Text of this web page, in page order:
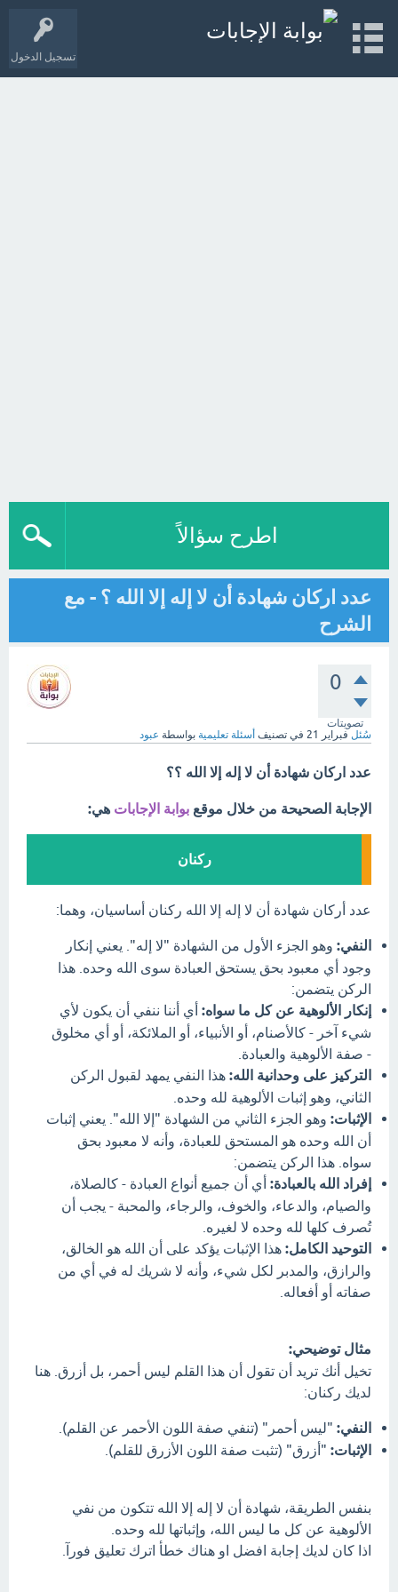
تسجيل الدخول
اطرح سؤالاً
عدد اركان شهادة أن لا إله إلا الله ؟ - مع
الشرح
0
تصويتات
سُئل فبراير 21 في تصنيف أسئلة تعليمية بواسطة عبود
عدد اركان شهادة أن لا إله إلا الله ؟؟
الإجابة الصحيحة من خلال موقع بوابة الإجابات هي:
ركنان
عدد أركان شهادة أن لا إله إلا الله ركنان أساسيان، وهما:
النفي: وهو الجزء الأول من الشهادة "لا إله". يعني إنكار
وجود أي معبود بحق يستحق العبادة سوى الله وحده. هذا
الركن يتضمن:
إنكار الألوهية عن كل ما سواه: أي أننا ننفي أن يكون لأي
شيء آخر - كالأصنام، أو الأنبياء، أو الملائكة، أو أي مخلوق
- صفة الألوهية والعبادة.
التركيز على وحدانية الله: هذا النفي يمهد لقبول الركن
الثاني، وهو إثبات الألوهية لله وحده.
الإثبات: وهو الجزء الثاني من الشهادة "إلا الله". يعني إثبات
أن الله وحده هو المستحق للعبادة، وأنه لا معبود بحق
سواه. هذا الركن يتضمن:
إفراد الله بالعبادة: أي أن جميع أنواع العبادة - كالصلاة،
والصيام، والدعاء، والخوف، والرجاء، والمحبة - يجب أن
تُصرف كلها لله وحده لا لغيره.
التوحيد الكامل: هذا الإثبات يؤكد على أن الله هو الخالق،
والرازق، والمدبر لكل شيء، وأنه لا شريك له في أي من
صفاته أو أفعاله.
مثال توضيحي:
تخيل أنك تريد أن تقول أن هذا القلم ليس أحمر، بل أزرق. هنا
لديك ركنان:
النفي: "ليس أحمر" (تنفي صفة اللون الأحمر عن القلم).
الإثبات: "أزرق" (تثبت صفة اللون الأزرق للقلم).
بنفس الطريقة، شهادة أن لا إله إلا الله تتكون من نفي
الألوهية عن كل ما ليس الله، وإثباتها لله وحده.
اذا كان لديك إجابة افضل او هناك خطأ اترك تعليق فورآ.